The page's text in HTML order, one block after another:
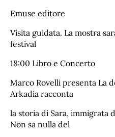
Emuse editore
Visita guidata. La mostra
festival
18:00 Libro e Concerto
Marco Rovelli presenta La
Arkadia racconta
la storia di Sara, immigrata
Non sa nulla del